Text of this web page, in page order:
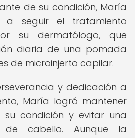
de su condición, María
a seguir el tratamiento
su dermatólogo, que
diaria de una pomada
de microinjerto capilar.
y dedicación a
María logró mantener
condición y evitar una
cabello. Aunque la